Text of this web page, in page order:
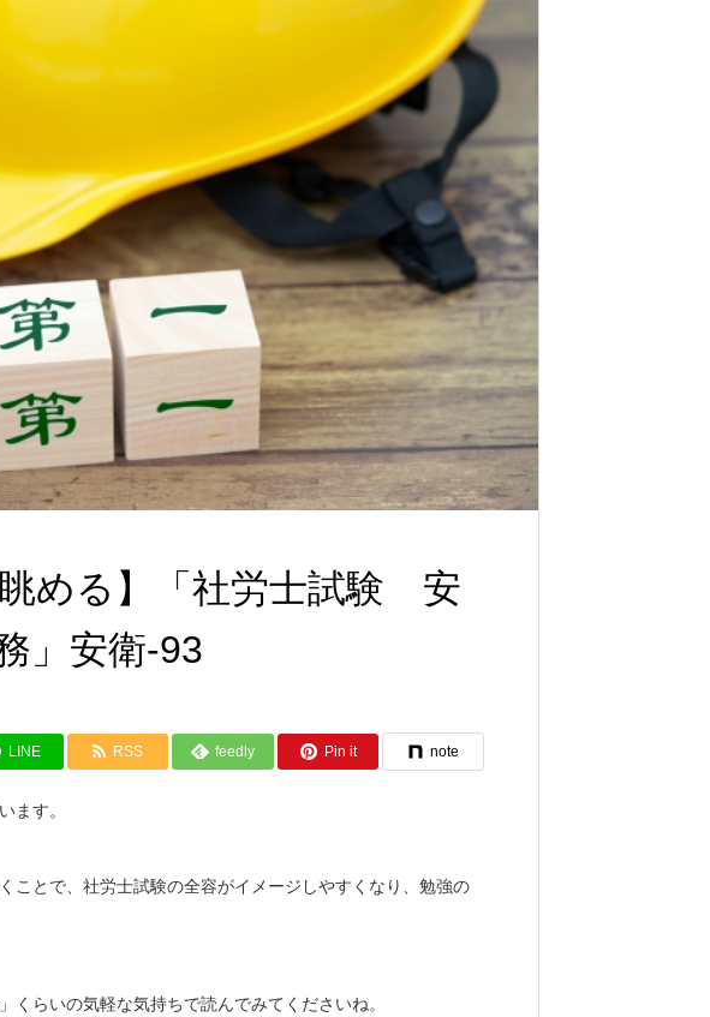
眺める】「社労士試験 安
」安衛-93
LINE RSS feedly Pin it note
ます。
ことで、社労士試験の全容がイメージしやすくなり、勉強の
らいの気軽な気持ちで読んでみてくださいね。